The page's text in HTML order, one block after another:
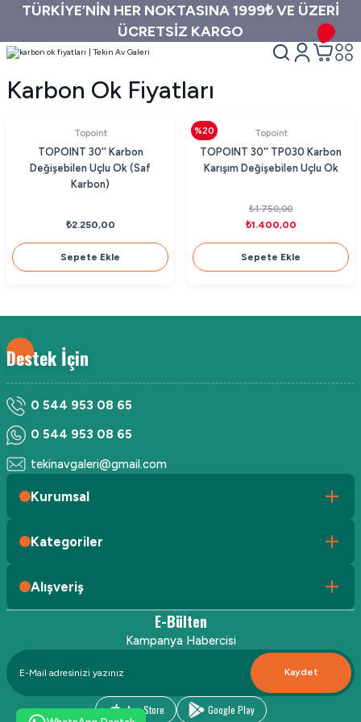
TÜRKİYE’NİN HER NOKTASINA 1999₺ VE ÜZERİ
ÜCRETSİZ KARGO
Karbon Ok Fiyatları
Topoint
TOPOINT 30'' Karbon
Değişebilen Uçlu Ok (Saf
Karbon)
₺2.250,00
Sepete Ekle
%20 Topoint
TOPOINT 30'' TP030 Karbon
Karışım Değişebilen Uçlu Ok
₺1.750,00
₺1.400,00
Sepete Ekle
Destek İçin
0 544 953 08 65
0 544 953 08 65
tekinavgaleri@gmail.com
Kurumsal
Kategoriler
Alışveriş
E-Bülten
Kampanya Habercisi
Kaydet
App Store Google Play